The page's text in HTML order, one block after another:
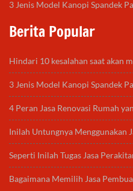
3 Jenis Model Kanopi Spandek
Berita Popular
Hindari 10 kesalahan saat akan
3 Jenis Model Kanopi Spandek
4 Peran Jasa Renovasi Rumah
Inilah Untungnya Menggunakan
Seperti Inilah Tugas Jasa
Bagaimana Memilih Jasa